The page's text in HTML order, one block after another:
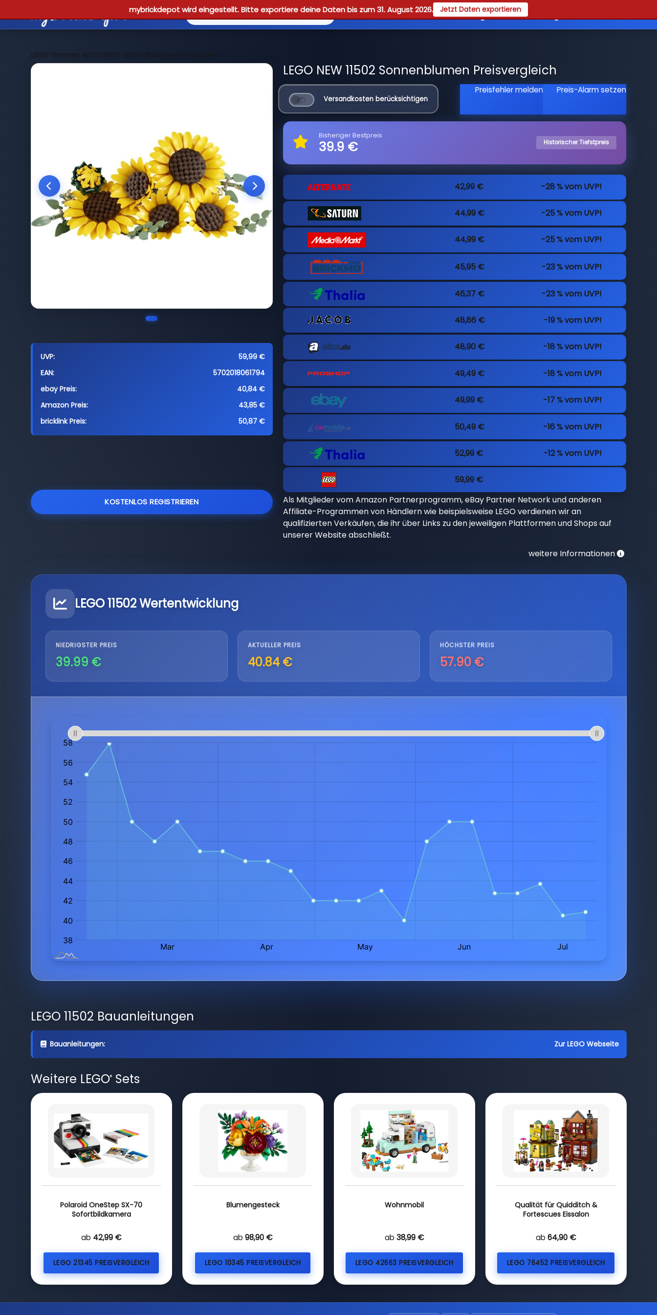
mybrickdepot wird eingestellt. Bitte exportiere deine Daten bis zum 31. August 2026. Jetzt Daten exportieren
Reviews Guides Registrieren
LEGO Themen >LEGO NEW >LEGO 11502 Sonnenblumen
UVP:
59,99 €
EAN:
5702018061794
ebay Preis:
40,84 €
Amazon Preis:
43,85 €
bricklink Preis:
50,87 €
KOSTENLOS REGISTRIEREN
LEGO NEW 11502 Sonnenblumen Preisvergleich
Versandkosten berücksichtigen
Preisfehler melden Preis-Alarm setzen
Bisheriger Bestpreis
39.9 € Historischer Tiefstpreis
42,99 € -28 % vom UVP!
44,99 € -25 % vom UVP!
44,99 € -25 % vom UVP!
45,95 € -23 % vom UVP!
46,37 € -23 % vom UVP!
48,86 € -19 % vom UVP!
48,90 € -18 % vom UVP!
49,49 € -18 % vom UVP!
49,99 € -17 % vom UVP!
50,49 € -16 % vom UVP!
52,99 € -12 % vom UVP!
59,99 €
Als Mitglieder vom Amazon Partnerprogramm, eBay Partner Network und anderen
Affiliate-Programmen von Händlern wie beispielsweise LEGO verdienen wir an
qualifizierten Verkäufen, die ihr über Links zu den jeweiligen Plattformen und Shops auf
unserer Website abschließt.
weitere Informationen
LEGO 11502 Wertentwicklung
NIEDRIGSTER PREIS
39.99 €
AKTUELLER PREIS
40.84 €
HÖCHSTER PREIS
57.90 €
LEGO 11502 Bauanleitungen
Bauanleitungen: Zur LEGO Webseite
Weitere LEGO®Sets
Polaroid OneStep SX-70
Sofortbildkamera
ab 42,99 €
LEGO 21345 PREISVERGLEICH
Blumengesteck
ab 98,90 €
LEGO 10345 PREISVERGLEICH
Wohnmobil
ab 38,99 €
LEGO 42663 PREISVERGLEICH
Qualität für Quidditch &
Fortescues Eissalon
ab 64,90 €
LEGO 76452 PREISVERGLEICH